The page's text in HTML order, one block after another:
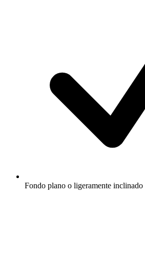
Fondo plano o ligeramente inclinado